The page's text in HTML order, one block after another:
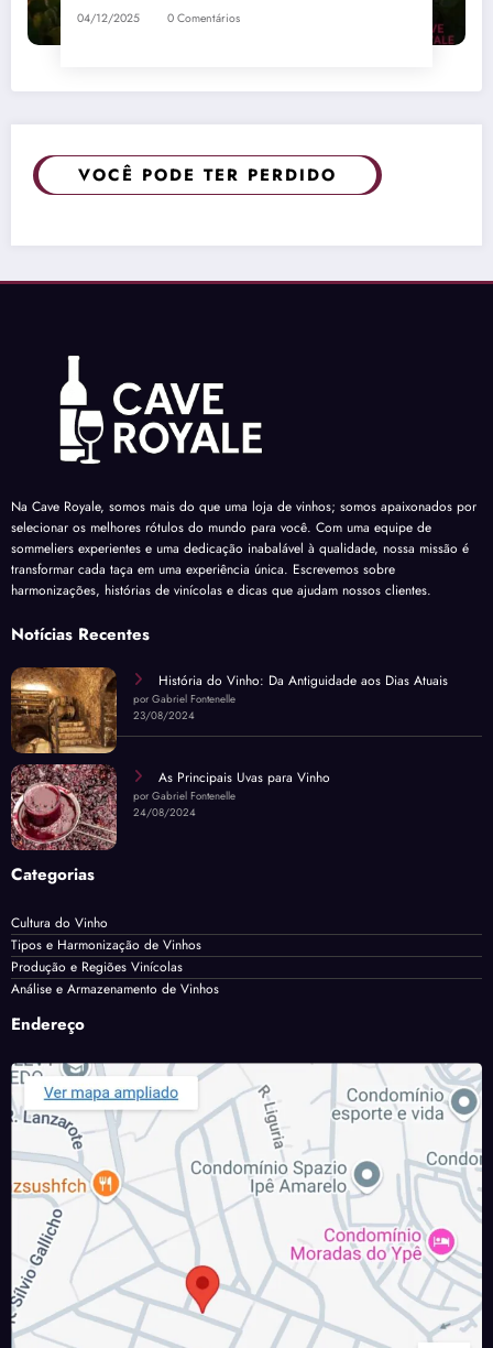
04/12/2025 0 Comentários
VOCÊ PODE TER PERDIDO
Na Cave Royale, somos mais do que uma loja de vinhos; somos apaixonados por
selecionar os melhores rótulos do mundo para você. Com uma equipe de
sommeliers experientes e uma dedicação inabalável à qualidade, nossa missão é
transformar cada taça em uma experiência única. Escrevemos sobre
harmonizações, histórias de vinícolas e dicas que ajudam nossos clientes.
Notícias Recentes
História do Vinho: Da Antiguidade aos Dias Atuais
por Gabriel Fontenelle
23/08/2024
As Principais Uvas para Vinho
por Gabriel Fontenelle
24/08/2024
Categorias
Cultura do Vinho
Tipos e Harmonização de Vinhos
Produção e Regiões Vinícolas
Análise e Armazenamento de Vinhos
Endereço